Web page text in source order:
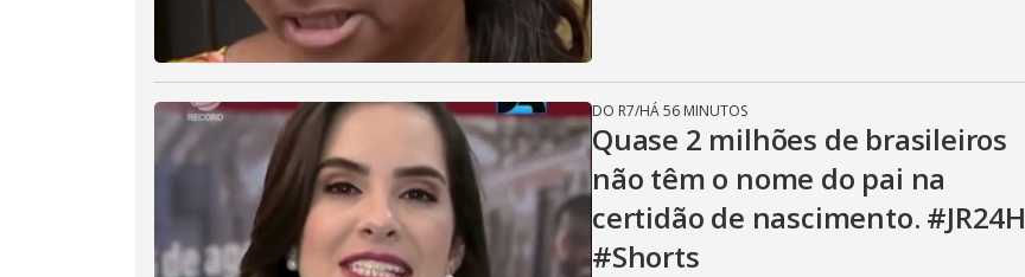
DO R7/HÁ 56 MINUTOS
Quase 2 milhões de brasileiros
não têm o nome do pai na
certidão de nascimento. #JR24H
#Shorts